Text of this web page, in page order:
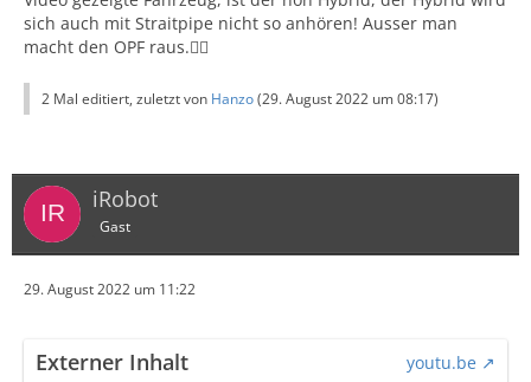
sich auch mit Straitpipe nicht so anhören! Ausser man
macht den OPF raus.✌🏻
2 Mal editiert, zuletzt von Hanzo(29. August 2022 um 08:17)
iRobot
Gast
29. August 2022 um 11:22
Externer Inhalt
youtu.be